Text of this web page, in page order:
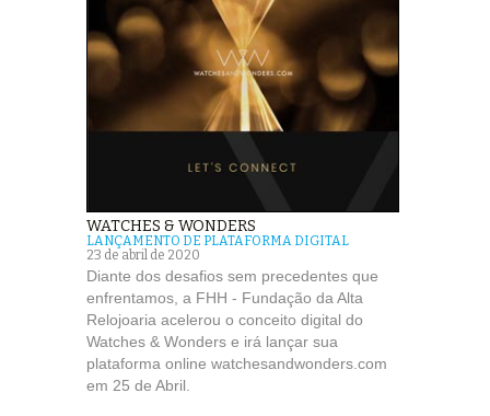
WATCHES & WONDERS
LANÇAMENTO DE PLATAFORMA DIGITAL
23 de abril de 2020
Diante dos desafios sem precedentes que
enfrentamos, a FHH - Fundação da Alta
Relojoaria acelerou o conceito digital do
Watches & Wonders e irá lançar sua
plataforma online watchesandwonders.com
em 25 de Abril.